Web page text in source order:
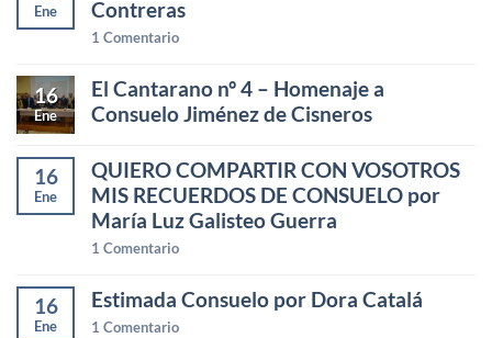
Ene
Contreras
1 Comentario
16
Ene
El Cantarano nº 4 – Homenaje a
Consuelo Jiménez de Cisneros
16
Ene
QUIERO COMPARTIR CON VOSOTROS
MIS RECUERDOS DE CONSUELO por
María Luz Galisteo Guerra
1 Comentario
16
Ene
Estimada Consuelo por Dora Catalá
1 Comentario